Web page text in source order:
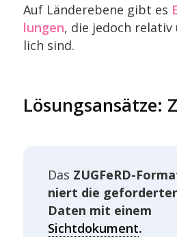
Auf Länder­ebene gibt es
lun­gen, die jedoch
lich sind.
Lösungs­an­sätze:
Das ZUGFeRD-
niert die
Daten mit einem
Sichtdokument.